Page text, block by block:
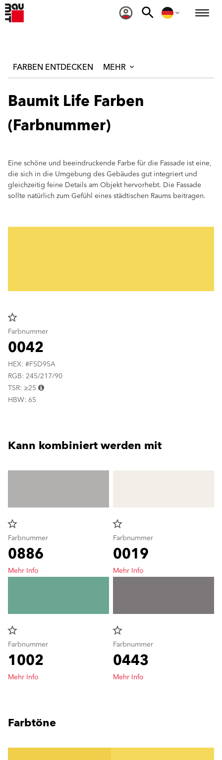
FARBEN ENTDECKEN MEHR
Baumit Life Farben
(Farbnummer)
Eine schöne und beeindruckende Farbe für die Fassade ist eine,
die sich in die Umgebung des Gebäudes gut integriert und
gleichzeitig feine Details am Objekt hervorhebt. Die Fassade
sollte natürlich zum Gefühl eines städtischen Raums beitragen.
star_border
Farbnummer
0042
HEX: #F5D95A
RGB: 245/217/90
TSR: ≥25
HBW: 65
Kann kombiniert werden mit
star_border
Farbnummer
0886
Mehr Info
star_border
Farbnummer
1002
Mehr Info
star_border
Farbnummer
0019
Mehr Info
star_border
Farbnummer
0443
Mehr Info
Farbtöne